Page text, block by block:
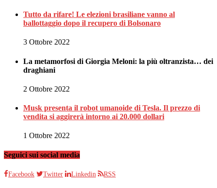
Tutto da rifare! Le elezioni brasiliane vanno al
ballottaggio dopo il recupero di Bolsonaro
3 Ottobre 2022
La metamorfosi di Giorgia Meloni: la più oltranzista… dei
draghiani
2 Ottobre 2022
Musk presenta il robot umanoide di Tesla. Il prezzo di
vendita si aggirerà intorno ai 20.000 dollari
1 Ottobre 2022
Seguici sui social media
Facebook Twitter Linkedin RSS